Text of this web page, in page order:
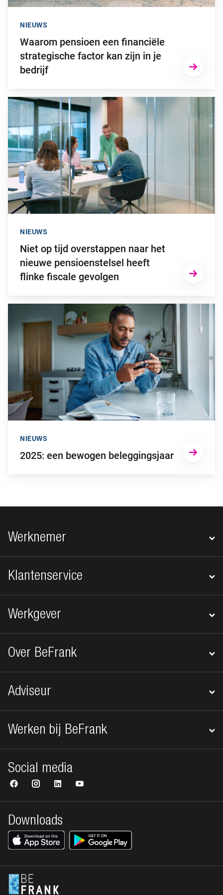
Waarom pensioen een financiële
strategische factor kan zijn in je
bedrijf
NIEUWS
Ga naar “Niet op tijd overstappen naar het nieuwe
Niet op tijd overstappen naar het
nieuwe pensioenstelsel heeft
flinke fiscale gevolgen
NIEUWS
Ga naar “2025: een bewogen beleggingsjaar”
2025: een bewogen beleggingsjaar
NIEUWS
Footer navigatie
Werknemer
Klantenservice
Werkgever
Over BeFrank
Adviseur
Werken bij BeFrank
Downloads
Social media